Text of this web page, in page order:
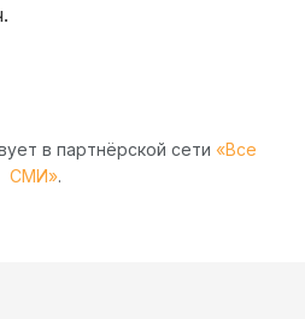
в партнёрской сети «Все
СМИ».